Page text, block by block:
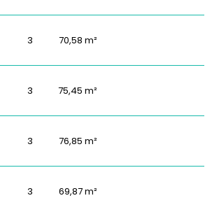
3 70,58 m²
3 75,45 m²
3 76,85 m²
3 69,87 m²